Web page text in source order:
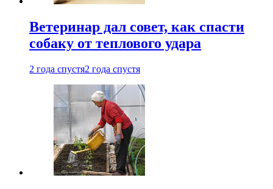
Ветеринар дал совет, как спасти
собаку от теплового удара
2 года спустя2 года спустя